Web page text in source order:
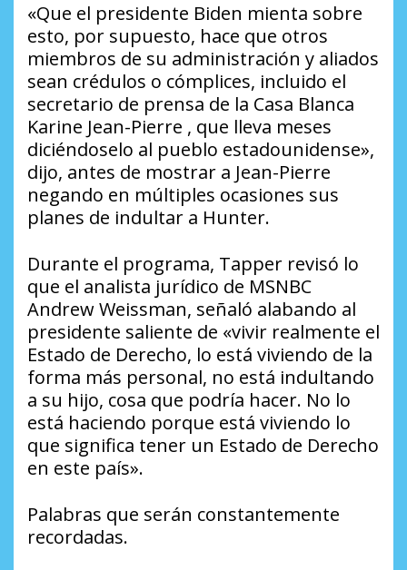
«Que el presidente Biden mienta sobre
esto, por supuesto, hace que otros
miembros de su administración y aliados
sean crédulos o cómplices, incluido el
secretario de prensa de la Casa Blanca
Karine Jean-Pierre , que lleva meses
diciéndoselo al pueblo estadounidense»,
dijo, antes de mostrar a Jean-Pierre
negando en múltiples ocasiones sus
planes de indultar a Hunter.
Durante el programa, Tapper revisó lo
que el analista jurídico de MSNBC
Andrew Weissman, señaló alabando al
presidente saliente de «vivir realmente el
Estado de Derecho, lo está viviendo de la
forma más personal, no está indultando
a su hijo, cosa que podría hacer. No lo
está haciendo porque está viviendo lo
que significa tener un Estado de Derecho
en este país».
Palabras que serán constantemente
recordadas.